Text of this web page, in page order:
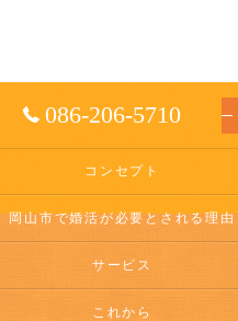
086-206-5710
コンセプト
岡山市で婚活が必要とされる理由
サービス
これから